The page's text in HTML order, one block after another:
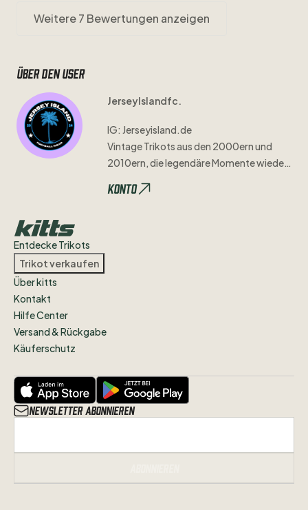
Weitere 7 Bewertungen anzeigen
Über den user
JerseyIslandfc.
IG: Jerseyisland.de
VintageTrikotsausden 2000ernund
2010ern​,​dielegendäreMomentewieder
Konto
Entdecke Trikots
Trikot verkaufen
Über kitts
Kontakt
Hilfe Center
Versand & Rückgabe
Käuferschutz
Newsletter abonnieren